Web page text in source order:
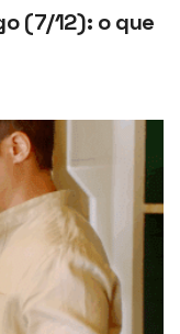
(7/12): o que